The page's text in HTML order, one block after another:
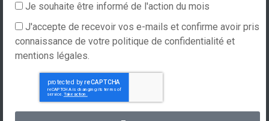
Spa et hydrothérapie
Site internet réalisé par
Produits
Conditions Générales de Ventes
Je souhaite être informé de l'action du mois
J'accepte de recevoir vos e-mails et confirme avoir pris
connaissance de votre politique de confidentialité et
mentions légales.